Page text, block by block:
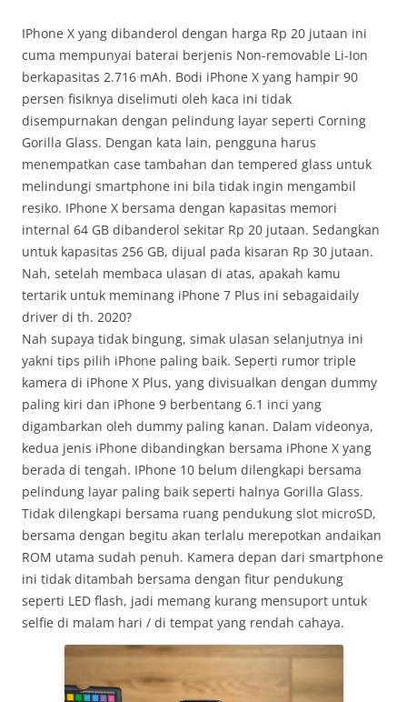
IPhone X yang dibanderol dengan harga Rp 20 jutaan ini
cuma mempunyai baterai berjenis Non-removable Li-Ion
berkapasitas 2.716 mAh. Bodi iPhone X yang hampir 90
persen fisiknya diselimuti oleh kaca ini tidak
disempurnakan dengan pelindung layar seperti Corning
Gorilla Glass. Dengan kata lain, pengguna harus
menempatkan case tambahan dan tempered glass untuk
melindungi smartphone ini bila tidak ingin mengambil
resiko. IPhone X bersama dengan kapasitas memori
internal 64 GB dibanderol sekitar Rp 20 jutaan. Sedangkan
untuk kapasitas 256 GB, dijual pada kisaran Rp 30 jutaan.
Nah, setelah membaca ulasan di atas, apakah kamu
tertarik untuk meminang iPhone 7 Plus ini sebagaidaily
driver di th. 2020?
Nah supaya tidak bingung, simak ulasan selanjutnya ini
yakni tips pilih iPhone paling baik. Seperti rumor triple
kamera di iPhone X Plus, yang divisualkan dengan dummy
paling kiri dan iPhone 9 berbentang 6.1 inci yang
digambarkan oleh dummy paling kanan. Dalam videonya,
kedua jenis iPhone dibandingkan bersama iPhone X yang
berada di tengah. IPhone 10 belum dilengkapi bersama
pelindung layar paling baik seperti halnya Gorilla Glass.
Tidak dilengkapi bersama ruang pendukung slot microSD,
bersama dengan begitu akan terlalu merepotkan andaikan
ROM utama sudah penuh. Kamera depan dari smartphone
ini tidak ditambah bersama dengan fitur pendukung
seperti LED flash, jadi memang kurang mensuport untuk
selfie di malam hari / di tempat yang rendah cahaya.